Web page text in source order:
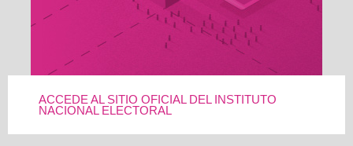
ACCEDE AL SITIO OFICIAL DEL INSTITUTO
NACIONAL ELECTORAL